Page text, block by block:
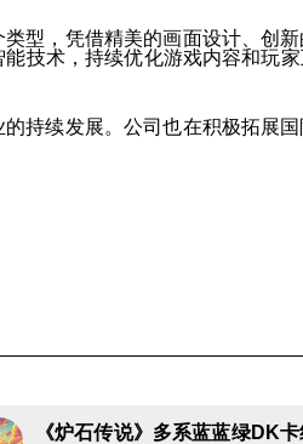
型，凭借精美的画面设计、创
技术，持续优化游戏内容和玩
持续发展。公司也在积极拓展
《炉石传说》多系蓝蓝绿DK